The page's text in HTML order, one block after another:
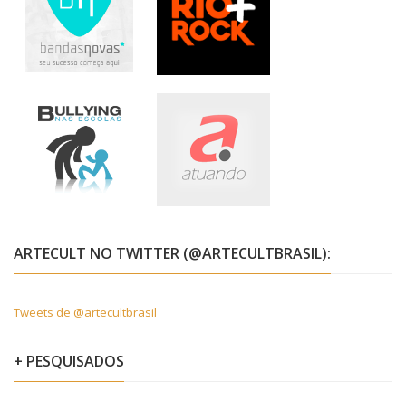
ARTECULT NO TWITTER (@ARTECULTBRASIL):
Tweets de @artecultbrasil
+ PESQUISADOS